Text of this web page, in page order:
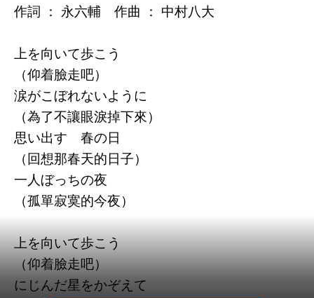
作詞 ： 永六輔 作曲 ： 中村八大
上を向いて歩こう
（仰着臉走吧）
涙がこぼれないように
（為了不讓眼淚掉下來）
思い出す 春の日
（回想那春天的日子）
一人ぼっちの夜
（孤單寂寞的今夜）
上を向いて歩こう
（仰着臉走吧）
にじんだ星をかぞえて